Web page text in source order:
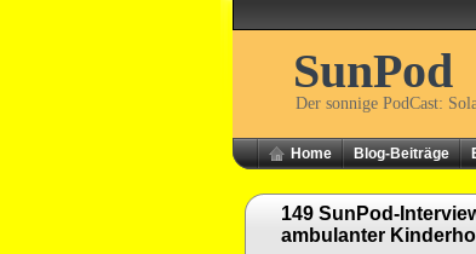
SunPod
Der sonnige PodCast:
Home Blog-Beiträge
149 SunPod-
ambulanter